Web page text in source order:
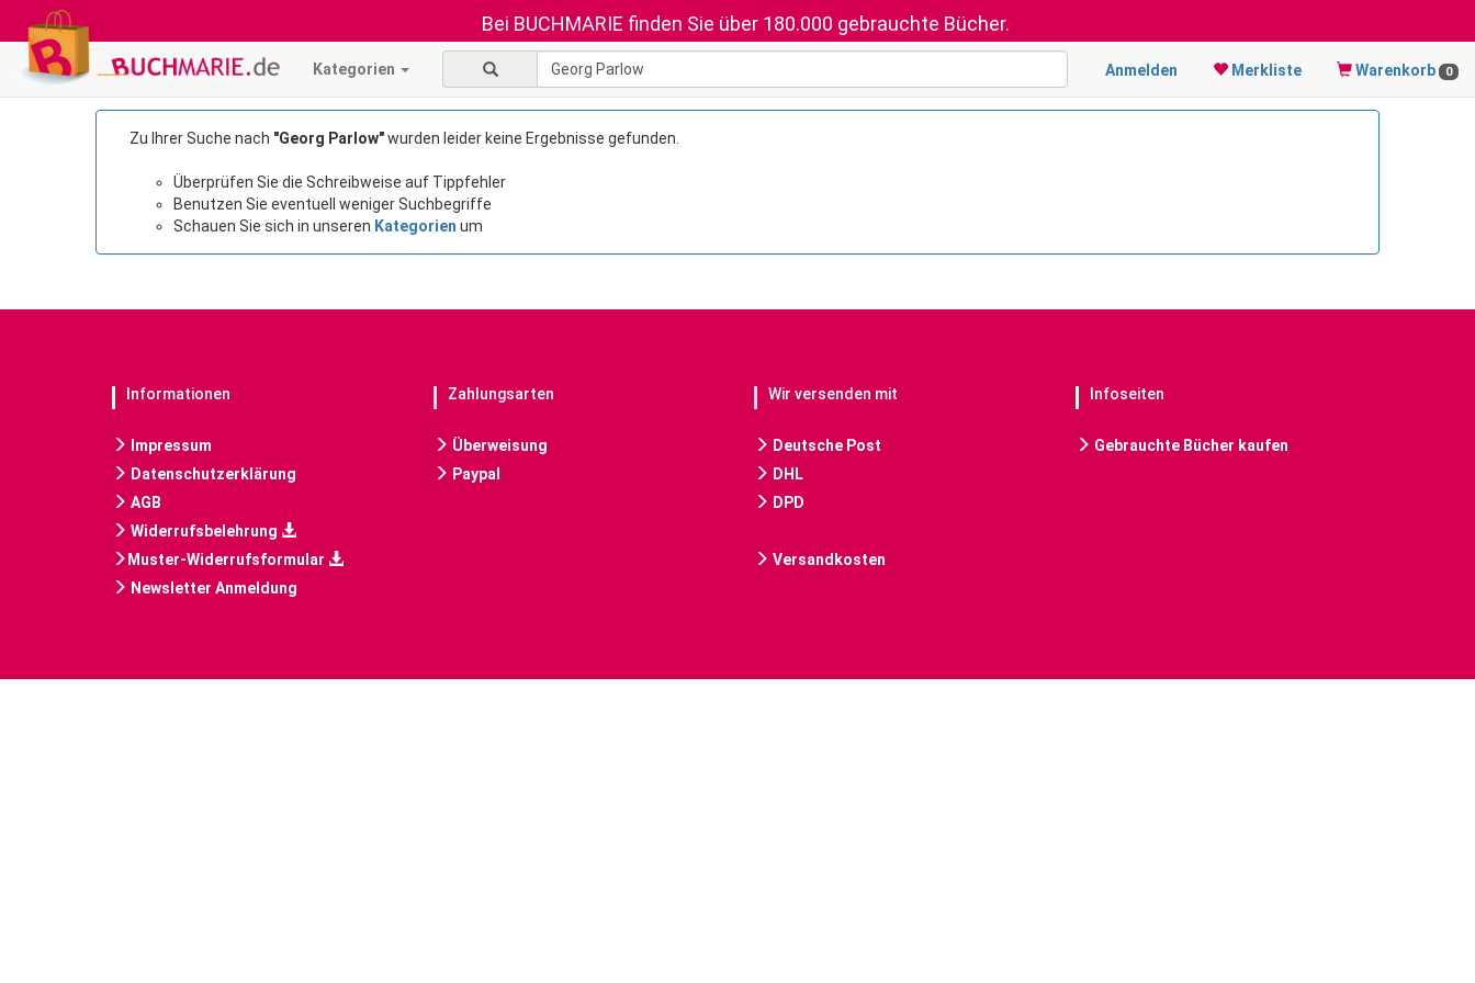
Bei BUCHMARIE finden Sie über 180.000 gebrauchte Bücher.
Kategorien Anmelden Merkliste Warenkorb 0
Zu Ihrer Suche nach "Georg Parlow"wurden leider keine Ergebnisse gefunden.
Überprüfen Sie die Schreibweise auf Tippfehler
Benutzen Sie eventuell weniger Suchbegriffe
Schauen Sie sich in unseren Kategorien um
Informationen
Impressum
Datenschutzerklärung
AGB
Widerrufsbelehrung
Muster-Widerrufsformular
Newsletter Anmeldung
Zahlungsarten
Überweisung
Paypal
Wir versenden mit
Deutsche Post
DHL
DPD
Versandkosten
Infoseiten
Gebrauchte Bücher kaufen